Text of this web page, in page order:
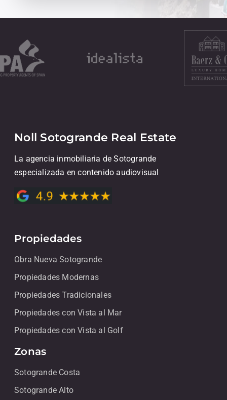
Noll Sotogrande Real Estate
La agencia inmobiliaria de Sotogrande
especializada en contenido audiovisual
Propiedades
Obra Nueva Sotogrande
Propiedades Modernas
Propiedades Tradicionales
Propiedades con Vista al Mar
Propiedades con Vista al Golf
Zonas
Sotogrande Costa
Sotogrande Alto